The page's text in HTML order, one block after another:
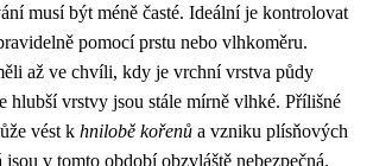
musí být méně časté. Ideální je kontrolovat
pomocí prstu nebo vlhkoměru.
až ve chvíli, kdy je vrchní vrstva půdy
hlubší vrstvy jsou stále mírně vlhké. Přílišné
vést k hnilobě kořenů a vzniku plísňových
jsou v tomto období obzvláště nebezpečná.